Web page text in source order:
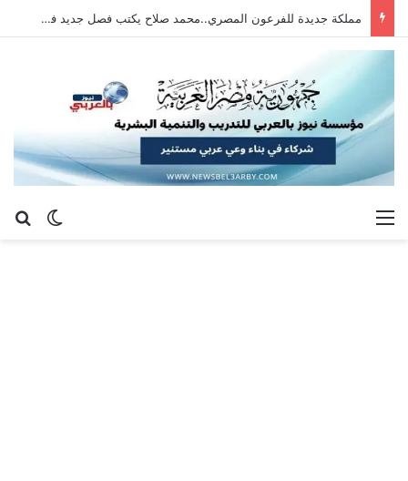
مملكة جديدة للفرعون المصري..محمد صلاح يكتب فصل جديد في طرابزون سبور التركي بعد رحلة أنفيلد التاريخية
الوضع القائمة